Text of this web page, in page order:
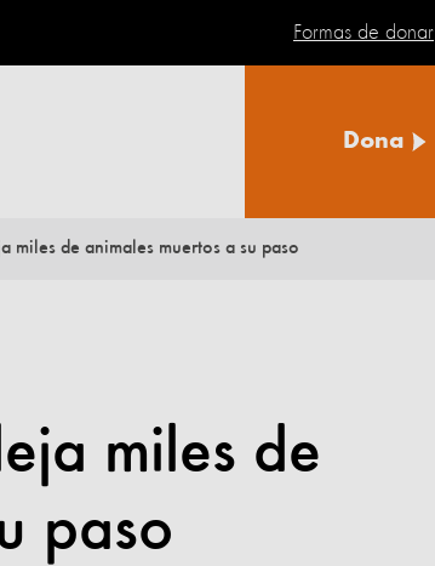
Formas de donar
Dona
miles de animales muertos a su paso
miles de
paso